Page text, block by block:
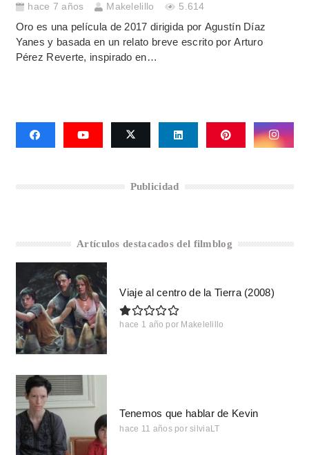
hace 7 años Makelelillo 5.614
Oro es una película de 2017 dirigida por Agustín Díaz
Yanes y basada en un relato breve escrito por Arturo
Pérez Reverte, inspirado en…
Publicidad
Artículos destacados del filmblog
Viaje al centro de la Tierra (2008)
hace 1 año por Makelelillo
Tenemos que hablar de Kevin
hace 11 años por silviaLT